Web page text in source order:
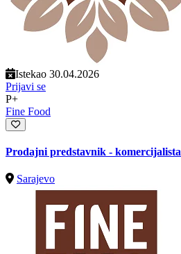
Istekao 30.04.2026
Prijavi se
P+
Fine Food
Prodajni predstavnik - komercijalista
Sarajevo